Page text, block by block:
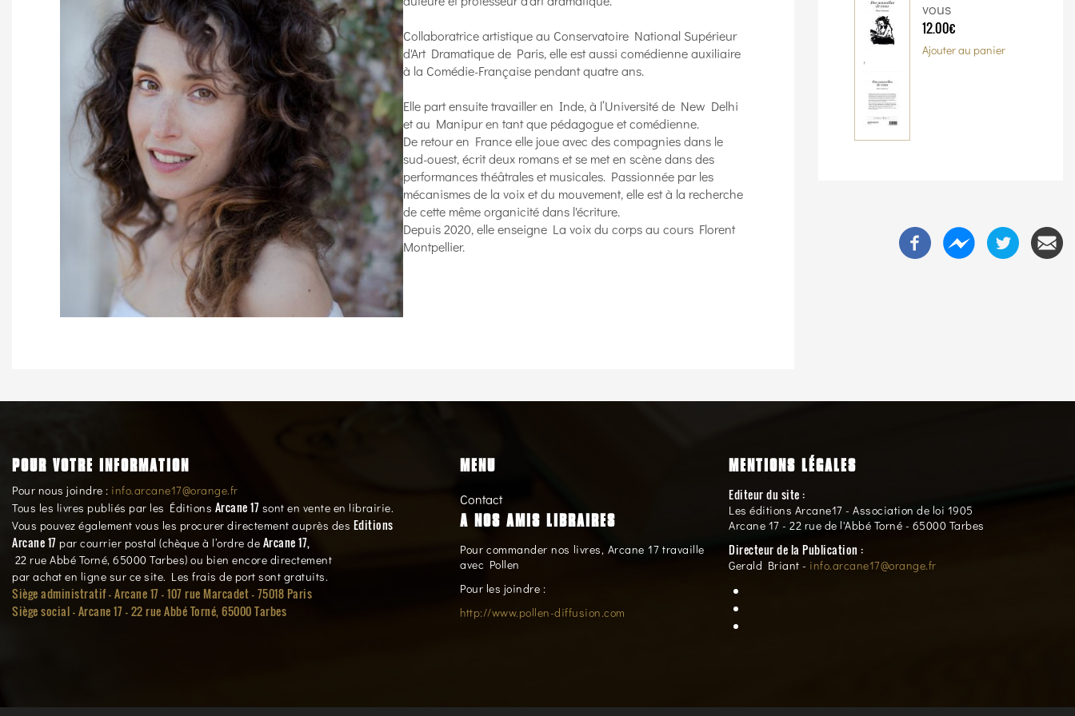
Collaboratrice artistique au Conservatoire National Supérieur
d'Art Dramatique de Paris, elle est aussi comédienne auxiliaire
à la Comédie-Française pendant quatre ans.
Elle part ensuite travailler en Inde, à l’Université de New Delhi
et au Manipur en tant que pédagogue et comédienne.
De retour en France elle joue avec des compagnies dans le
sud-ouest, écrit deux romans et se met en scène dans des
performances théâtrales et musicales. Passionnée par les
mécanismes de la voix et du mouvement, elle est à la recherche
de cette même organicité dans l'écriture.
Depuis 2020, elle enseigne La voix du corps au cours Florent
Montpellier.
,
vous
12.00€
Ajouter au panier
POUR VOTRE INFORMATION
Pour nous joindre : info.arcane17@orange.fr
Tous les livres publiés par les Éditions Arcane 17 sont en vente en librairie.
Vous pouvez également vous les procurer directement auprès des Editions
Arcane 17 par courrier postal (chèque à l’ordre de Arcane 17,
22 rue Abbé Torné, 65000 Tarbes) ou bien encore directement
par achat en ligne sur ce site. Les frais de port sont gratuits.
Siège administratif - Arcane 17 - 107 rue Marcadet - 75018 Paris
Siège social -Arcane 17 - 22 rue Abbé Torné, 65000 Tarbes
MENU
Contact
A NOS AMIS LIBRAIRES
Pour commander nos livres, Arcane 17 travaille
avec Pollen
Pour les joindre :
http://www.pollen-diffusion.com
MENTIONS LÉGALES
Editeur du site :
Les éditions Arcane17 - Association de loi 1905
Arcane 17 - 22 rue de l'Abbé Torné - 65000 Tarbes
Directeur de la Publication :
Gerald Briant - info.arcane17@orange.fr